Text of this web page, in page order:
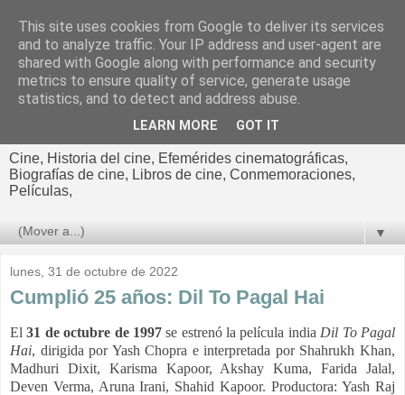
El cultural
cinematográfico de Jorge
Cine, Historia del cine, Efemérides cinematográficas,
Biografías de cine, Libros de cine, Conmemoraciones,
Películas,
▼
lunes, 31 de octubre de 2022
Cumplió 25 años: Dil To Pagal Hai
El31 de octubre de 1997se estrenó la película india Dil To Pagal
Hai, dirigida por Yash Chopra e interpretada por Shahrukh Khan,
Madhuri Dixit, Karisma Kapoor, Akshay Kuma, Farida Jalal,
Deven Verma, Aruna Irani, Shahid Kapoor. Productora:Yash Raj
This site uses cookies from Google to deliver its services
and to analyze traffic. Your IP address and user-agent are
shared with Google along with performance and security
metrics to ensure quality of service, generate usage
statistics, and to detect and address abuse.
LEARN MORE GOT IT